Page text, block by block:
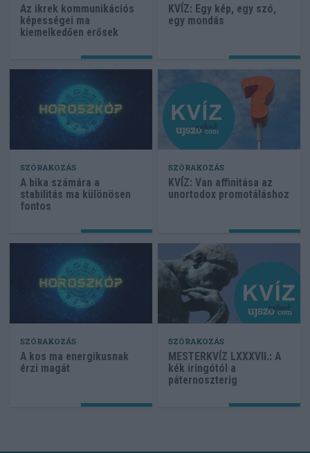
Az ikrek kommunikációs
képességei ma
kiemelkedően erősek
KVÍZ: Egy kép, egy szó,
egy mondás
SZÓRAKOZÁS
A bika számára a
stabilitás ma különösen
fontos
SZÓRAKOZÁS
KVÍZ: Van affinitása az
unortodox promotáláshoz
SZÓRAKOZÁS
A kos ma energikusnak
érzi magát
SZÓRAKOZÁS
MESTERKVÍZ LXXXVII.: A
kék iringótól a
páternoszterig